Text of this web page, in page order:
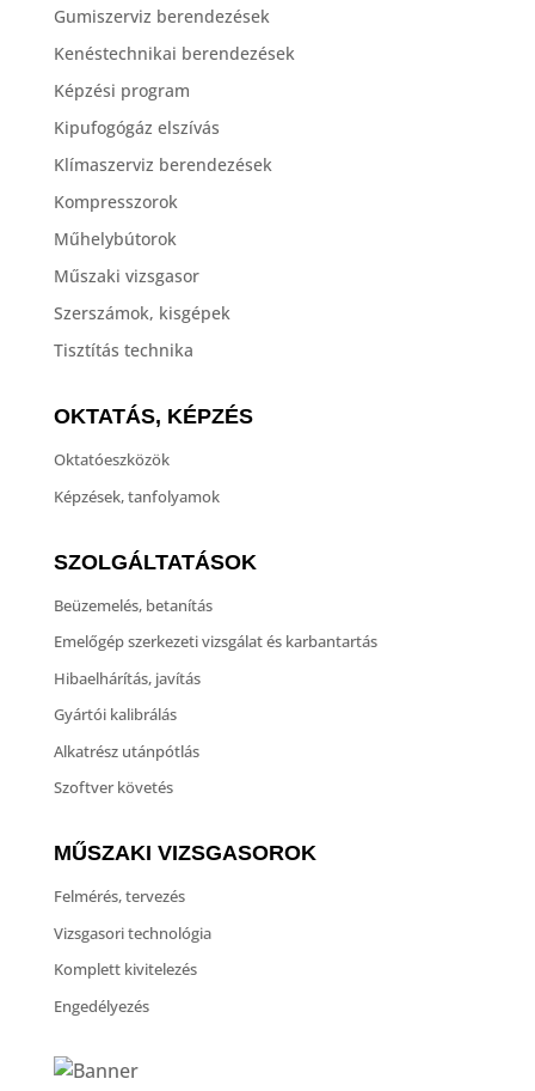
Gumiszerviz berendezések
Kenéstechnikai berendezések
Képzési program
Kipufogógáz elszívás
Klímaszerviz berendezések
Kompresszorok
Műhelybútorok
Műszaki vizsgasor
Szerszámok, kisgépek
Tisztítás technika
OKTATÁS, KÉPZÉS
Oktatóeszközök
Képzések, tanfolyamok
SZOLGÁLTATÁSOK
Beüzemelés, betanítás
Emelőgép szerkezeti vizsgálat és karbantartás
Hibaelhárítás, javítás
Gyártói kalibrálás
Alkatrész utánpótlás
Szoftver követés
MŰSZAKI VIZSGASOROK
Felmérés, tervezés
Vizsgasori technológia
Komplett kivitelezés
Engedélyezés